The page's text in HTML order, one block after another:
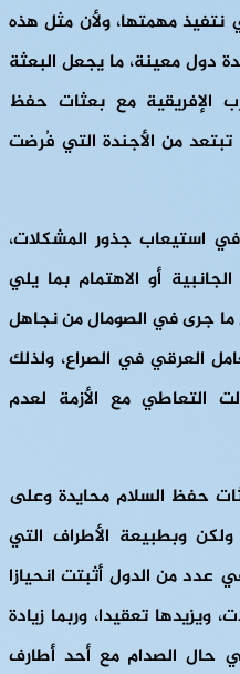
مهمتها، ولأن مثل هذه
دول معينة، ما يجعل البعثة
الإفريقية مع بعثات حفظ
تبتعد من الأجندة التي فُرضت
استيعاب جذور المشكلات،
أو الاهتمام بما يلي
ما جرى في الصومال من نجاهل
العرقي في الصراع، ولذلك
التعاطي مع الأزمة لعدم
حفظ السلام محايدة وعلى
وبطبيعة الأطراف التي
عدد من الدول أثبتت انحيازا
تعقيدا، وربما زيادة
حال الصدام مع أحد أطارف